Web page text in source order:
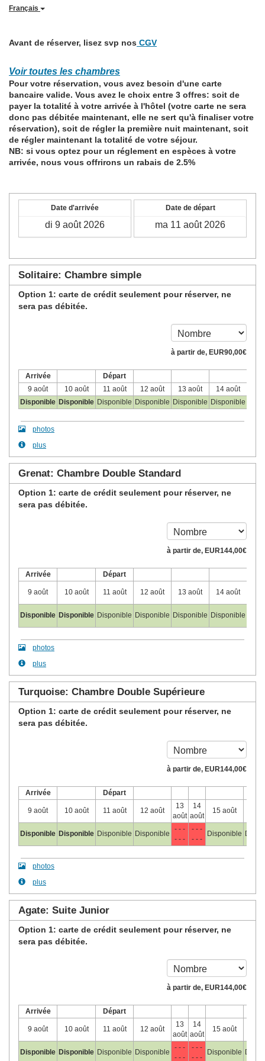
Français
Avant de réserver, lisez svp nos CGV
Voir toutes les chambres
Pour votre réservation, vous avez besoin d'une carte
bancaire valide. Vous avez le choix entre 3 offres: soit de
payer la totalité à votre arrivée à l'hôtel (votre carte ne sera
donc pas débitée maintenant, elle ne sert qu'à finaliser votre
réservation), soit de régler la première nuit maintenant, soit
de régler maintenant la totalité de votre séjour.
NB: si vous optez pour un réglement en espèces à votre
arrivée, nous vous offrirons un rabais de 2.5%
Date d'arrivée Date de départ
Solitaire: Chambre simple
Option 1: carte de crédit seulement pour réserver, ne
sera pas débitée.
à partir de‚ EUR90,00€
Arrivée
Départ
9 août
10 août 11 août 12 août 13 août 14 août
Disponible Disponible Disponible Disponible Disponible Disponible
photos
plus
Grenat: Chambre Double Standard
Option 1: carte de crédit seulement pour réserver, ne
sera pas débitée.
à partir de‚ EUR144,00€
Arrivée Départ
9 août 10 août 11 août 12 août 13 août 14 août
Disponible Disponible Disponible Disponible Disponible Disponible
photos
plus
Turquoise: Chambre Double Supérieure
Option 1: carte de crédit seulement pour réserver, ne
sera pas débitée.
à partir de‚ EUR144,00€
Arrivée Départ
9 août 10 août 11 août 12 août
13
août
14
août
15 août
Disponible Disponible Disponible Disponible
- - -
- - -
- - -
- - -
Disponible
photos
plus
Agate: Suite Junior
Option 1: carte de crédit seulement pour réserver, ne
sera pas débitée.
à partir de‚ EUR144,00€
Arrivée Départ
9 août 10 août 11 août 12 août
13
août
14
août
15 août
Disponible Disponible Disponible Disponible
- - -
- - -
- - -
- - -
Disponible